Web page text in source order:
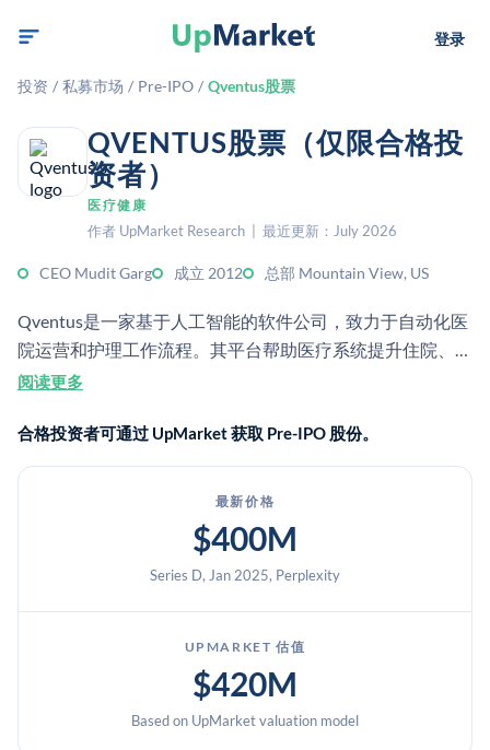
登录
投资 / 私募市场 / Pre-IPO / Qventus股票
QVENTUS股票（仅限合格投
资者）
医疗健康
作者 UpMarket Research | 最近更新：July 2026
CEO Mudit Garg 成立 2012 总部 Mountain View, US
Qventus是一家基于人工智能的软件公司，致力于自动化医
院运营和护理工作流程。其平台帮助医疗系统提升住院、围
手术期、急诊和指挥中心场景中的运营效率、患者周转率和
阅读更多
合格投资者可通过 UpMarket 获取 Pre-IPO 股份。
最新价格
$400M
Series D, Jan 2025, Perplexity
UPMARKET 估值
$420M
Based on UpMarket valuation model